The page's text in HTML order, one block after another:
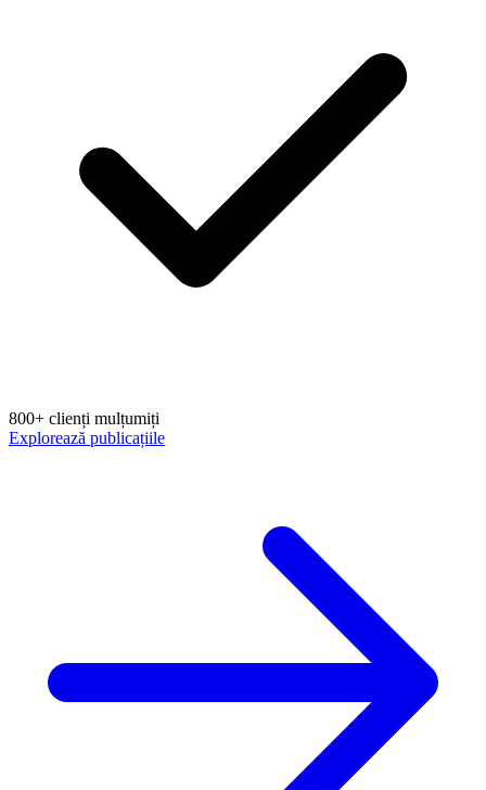
800+ clienți mulțumiți
Explorează publicațiile